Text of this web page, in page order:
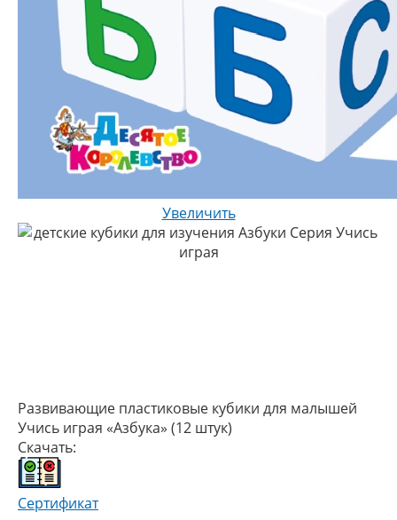
Увеличить
Развивающие пластиковые кубики для малышей
Учись играя «Азбука» (12 штук)
Скачать:
Сертификат